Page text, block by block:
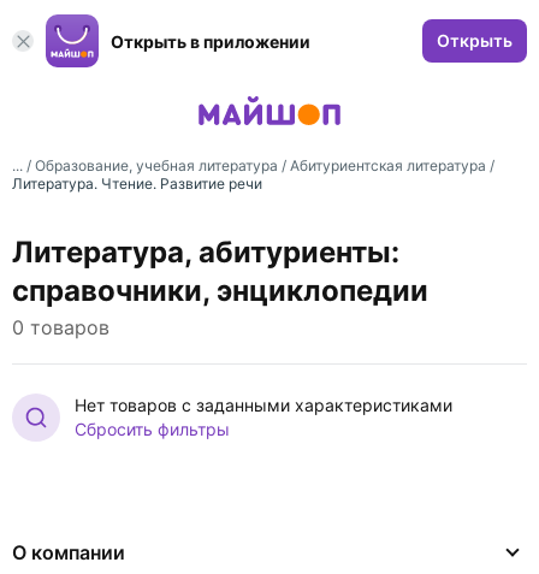
Открыть в приложении Открыть
... / Образование, учебная литература / Абитуриентская литература /
Литература. Чтение. Развитие речи
Литература, абитуриенты:
справочники, энциклопедии
0 товаров
Нет товаров с заданными характеристиками
Сбросить фильтры
О компании